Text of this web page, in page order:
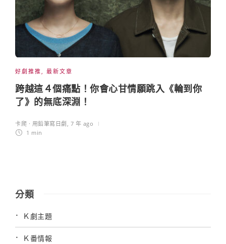
好劇推推, 最新文章
跨越這４個痛點！你會心甘情願跳入《輪到你
了》的無底深淵！
卡爬 · 用鉛筆寫日劇 , 7 年 ago
1 min
分類
Ｋ劇主題
Ｋ番情報